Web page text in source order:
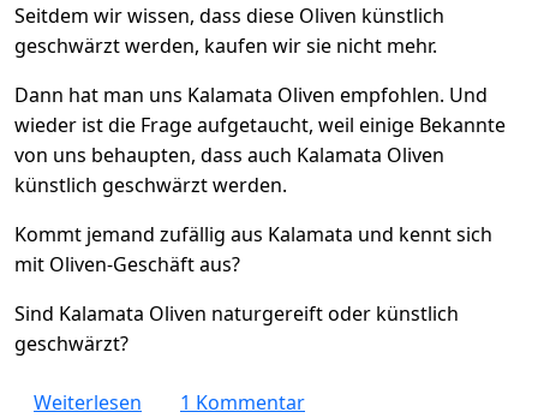
Seitdem wir wissen, dass diese Oliven künstlich
geschwärzt werden, kaufen wir sie nicht mehr.
Dann hat man uns Kalamata Oliven empfohlen. Und
wieder ist die Frage aufgetaucht, weil einige Bekannte
von uns behaupten, dass auch Kalamata Oliven
künstlich geschwärzt werden.
Kommt jemand zufällig aus Kalamata und kennt sich
mit Oliven-Geschäft aus?
Sind Kalamata Oliven naturgereift oder künstlich
geschwärzt?
Weiterlesen über Sind Kalamata Oliven natürlich
1 Kommentar